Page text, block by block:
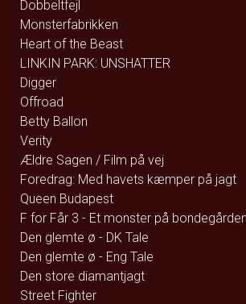
Dobbeltfejl
Monsterfabrikken
Heart of the Beast
LINKIN PARK: UNSHATTER
Digger
Offroad
Betty Ballon
Verity
Ældre Sagen / Film på vej
Foredrag: Med havets kæmper på jagt
Queen Budapest
F for Får 3 - Et monster på bondegården
Den glemte ø - DK Tale
Den glemte ø - Eng Tale
Den store diamantjagt
Street Fighter